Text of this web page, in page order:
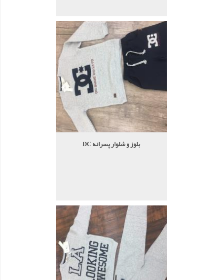
بلوز و شلوار پسرانه DC